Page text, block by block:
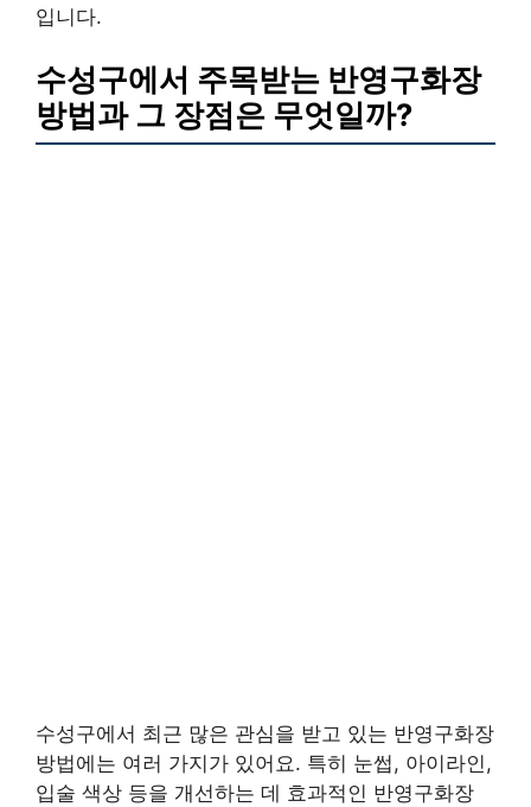
입니다.
수성구에서 주목받는 반영구화장
방법과 그 장점은 무엇일까?
수성구에서 최근 많은 관심을 받고 있는 반영구화장
방법에는 여러 가지가 있어요. 특히 눈썹, 아이라인,
입술 색상 등을 개선하는 데 효과적인 반영구화장